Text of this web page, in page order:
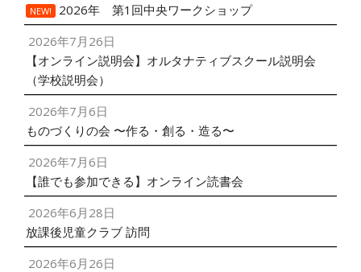
NEW!
2026年 第1回中央ワークショップ
2026年7月26日
【オンライン説明会】オルタナティブスクール説明会
（学校説明会）
2026年7月6日
ものづくりの会 〜作る・創る・造る〜
2026年7月6日
【誰でも参加できる】オンライン読書会
2026年6月28日
放課後児童クラブ 訪問
2026年6月26日